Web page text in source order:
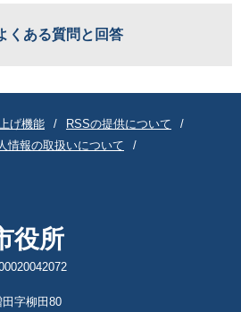
くある質問と回答
げ機能
RSSの提供について
情報の取扱いについて
役所
字柳田80